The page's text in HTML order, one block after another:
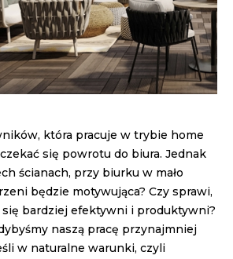
która pracuje w trybie home
się powrotu do biura. Jednak
ścianach, przy biurku w mało
będzie motywująca? Czy sprawi,
bardziej efektywni i produktywni?
naszą pracę przynajmniej
w naturalne warunki, czyli